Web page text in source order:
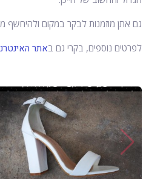
גם אתן מוזמנות לבקר במקום ולהיחשף
לפרטים נוספים, בקרי גם באתר